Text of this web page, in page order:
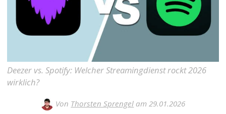
Deezer vs. Spotify: Welcher Streamingdienst rockt 2026
wirklich?
Von Thorsten Sprengel am 29.01.2026